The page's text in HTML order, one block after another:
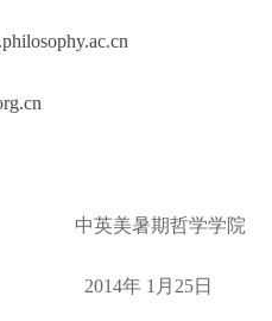
中英美暑期哲学学院
2014年 1 月 25日